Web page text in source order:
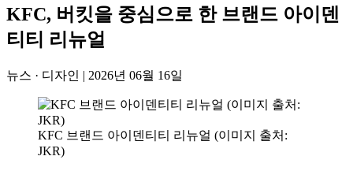
KFC, 버킷을 중심으로 한 브랜드 아이덴
티티 리뉴얼
뉴스 · 디자인 | 2026년 06월 16일
KFC 브랜드 아이덴티티 리뉴얼 (이미지 출처:
JKR)